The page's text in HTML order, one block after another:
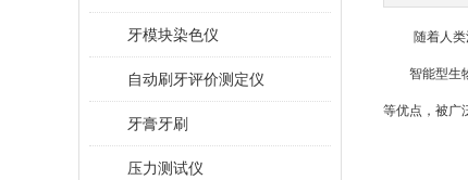
牙模块染色仪
自动刷牙评价测定仪
牙膏牙刷
压力测试仪
随着人类活
智能型生物
等优点，被广